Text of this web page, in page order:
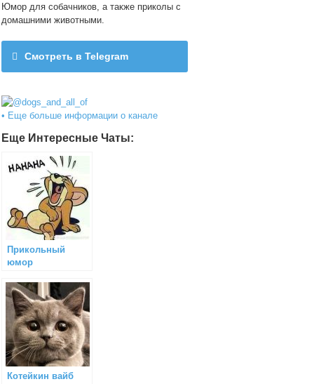
Юмор для собачников, а также приколы с
домашними животными.
Смотреть в Telegram
• Еще больше информации о канале
Еще Интересные Чаты:
Прикольный
юмор
Котейкин вайб